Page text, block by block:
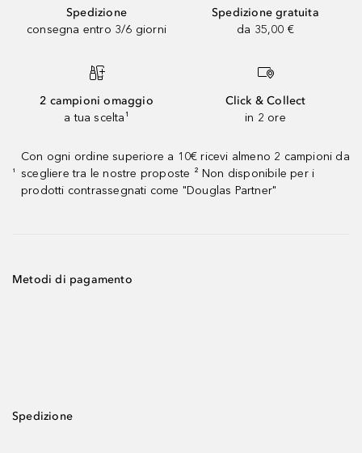
Spedizione
consegna entro 3/6 giorni
Spedizione gratuita
da 35,00 €
2 campioni omaggio
a tua scelta¹
Click & Collect
in 2 ore
¹
Con ogni ordine superiore a 10€ ricevi almeno 2 campioni da
scegliere tra le nostre proposte ² Non disponibile per i
prodotti contrassegnati come "Douglas Partner"
Metodi di pagamento
Spedizione